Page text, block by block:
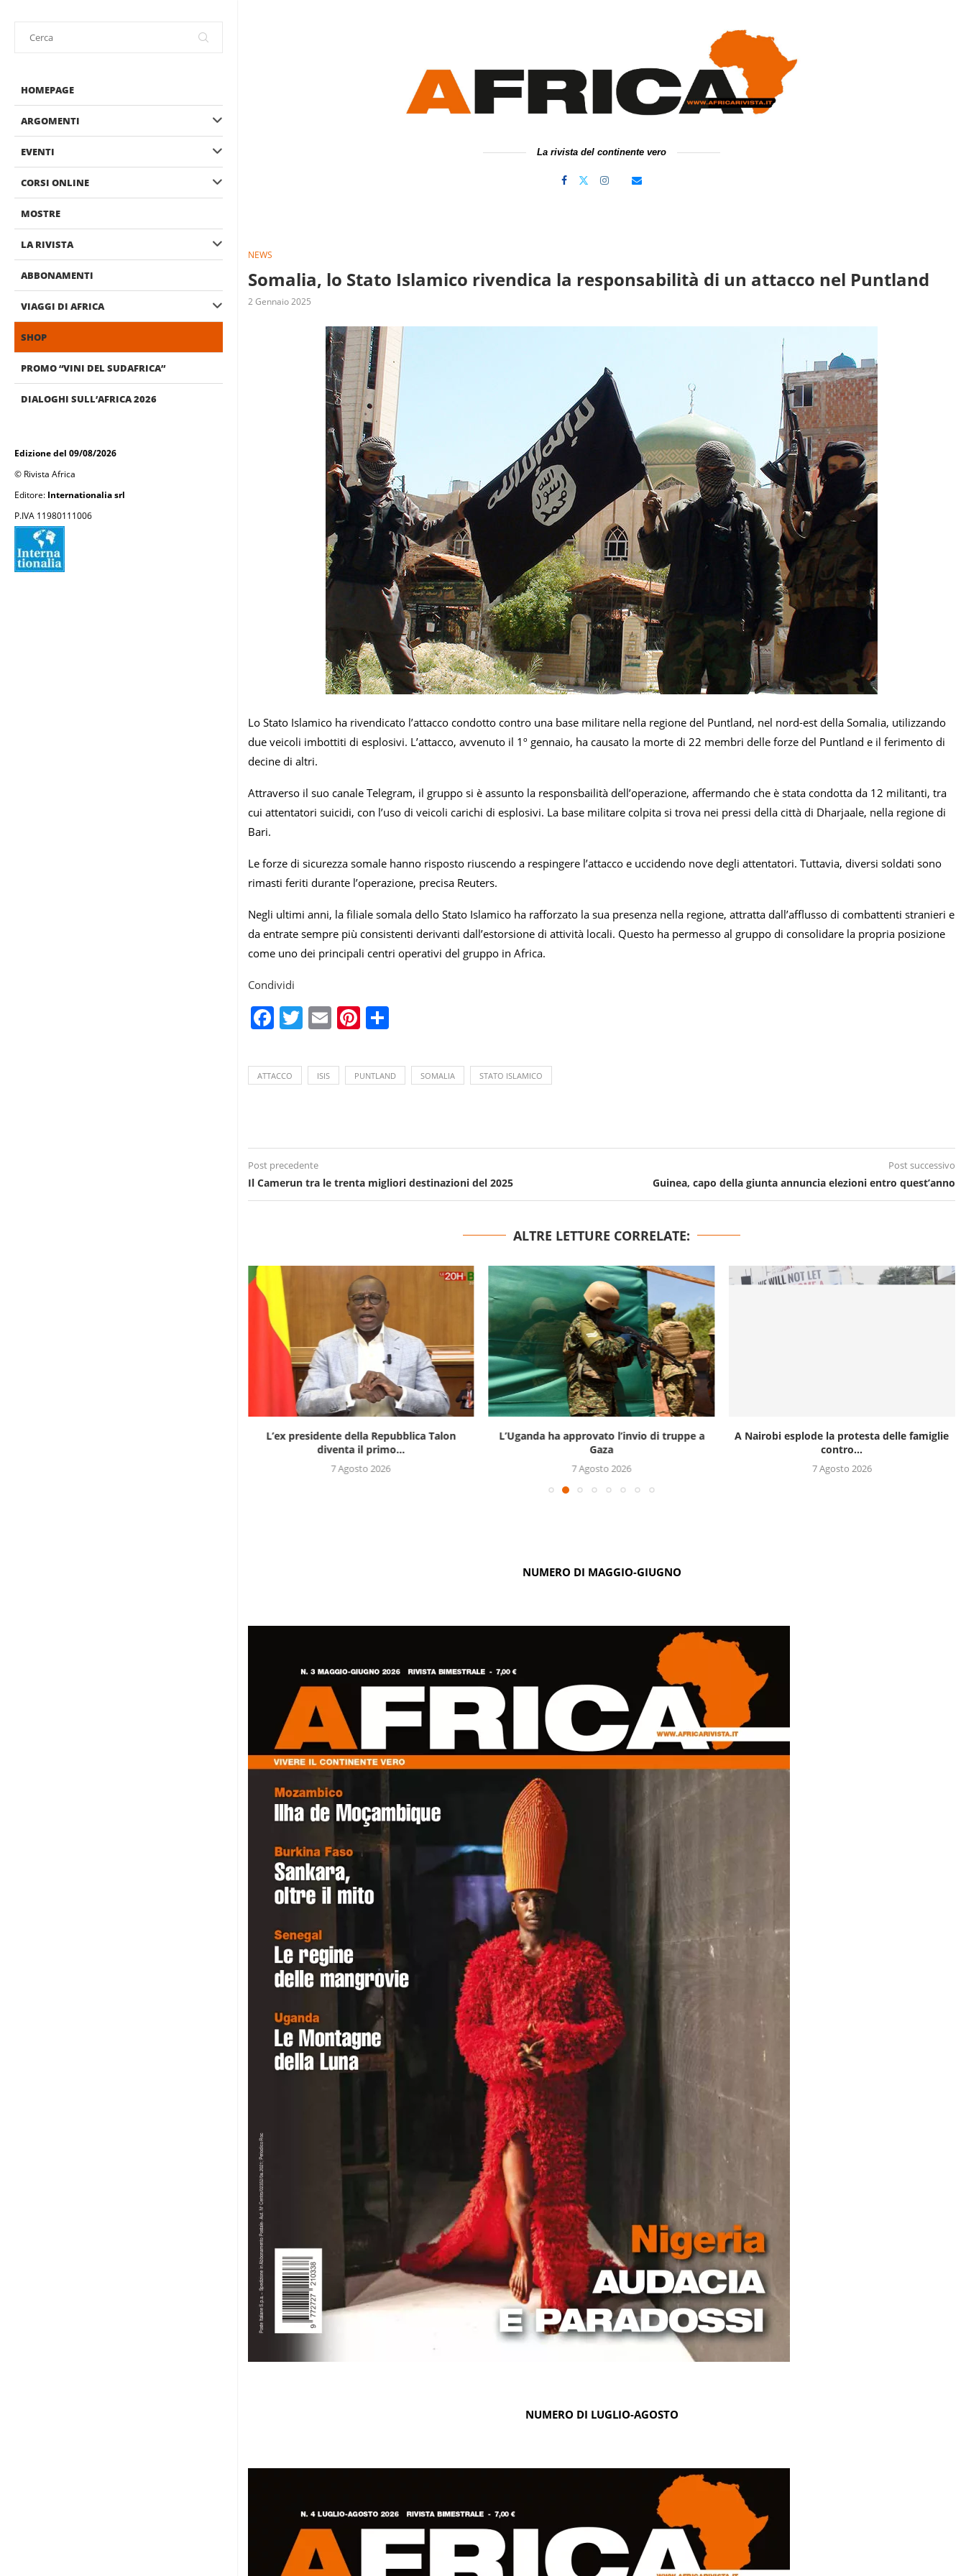
HOMEPAGE
ARGOMENTI
EVENTI
CORSI ONLINE
MOSTRE
LA RIVISTA
ABBONAMENTI
VIAGGI DI AFRICA
SHOP
PROMO “VINI DEL SUDAFRICA”
DIALOGHI SULL’AFRICA 2026
Edizione del 09/08/2026
© Rivista Africa
Editore: Internationalia srl
P.IVA 11980111006
La rivista del continente vero
NEWS
Somalia, lo Stato Islamico rivendica la responsabilità di un attacco nel Puntland
2 Gennaio 2025
Lo Stato Islamico ha rivendicato l’attacco condotto contro una base militare nella regione del Puntland, nel nord-est della Somalia, utilizzando
due veicoli imbottiti di esplosivi. L’attacco, avvenuto il 1º gennaio, ha causato la morte di 22 membri delle forze del Puntland e il ferimento di
decine di altri.
Attraverso il suo canale Telegram, il gruppo si è assunto la responsbailità dell’operazione, affermando che è stata condotta da 12 militanti, tra
cui attentatori suicidi, con l’uso di veicoli carichi di esplosivi. La base militare colpita si trova nei pressi della città di Dharjaale, nella regione di
Bari.
Le forze di sicurezza somale hanno risposto riuscendo a respingere l’attacco e uccidendo nove degli attentatori. Tuttavia, diversi soldati sono
rimasti feriti durante l’operazione, precisa Reuters.
Negli ultimi anni, la filiale somala dello Stato Islamico ha rafforzato la sua presenza nella regione, attratta dall’afflusso di combattenti stranieri e
da entrate sempre più consistenti derivanti dall’estorsione di attività locali. Questo ha permesso al gruppo di consolidare la propria posizione
come uno dei principali centri operativi del gruppo in Africa.
Condividi
Facebook
Twitter
EmailPinterest
ATTACCO ISIS PUNTLAND SOMALIA STATO ISLAMICO
Post precedente
Il Camerun tra le trenta migliori destinazioni del 2025
Post successivo
Guinea, capo della giunta annuncia elezioni entro quest’anno
ALTRE LETTURE CORRELATE:
L’ex presidente della Repubblica Talon
diventa il primo...
7 Agosto 2026
L’Uganda ha approvato l’invio di truppe a
Gaza
7 Agosto 2026
A Nairobi esplode la protesta delle famiglie
contro...
7 Agosto 2026
NUMERO DI MAGGIO-GIUGNO
NUMERO DI LUGLIO-AGOSTO